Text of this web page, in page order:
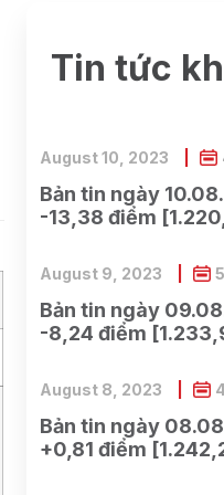
Tin tức
Bản tin ngày
-13,38 điểm
August 10, 2023
Bản tin ngày
-8,24 điểm
August 9, 2023
Bản tin ngày
+0,81 điểm
August 8, 2023